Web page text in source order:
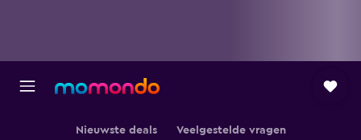
Nieuwste deals Veelgestelde vragen